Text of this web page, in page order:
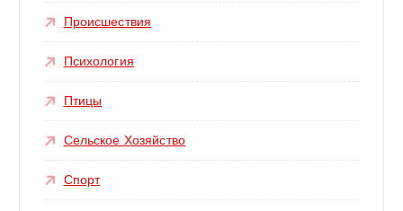
Происшествия
Психология
Птицы
Сельское Хозяйство
Спорт